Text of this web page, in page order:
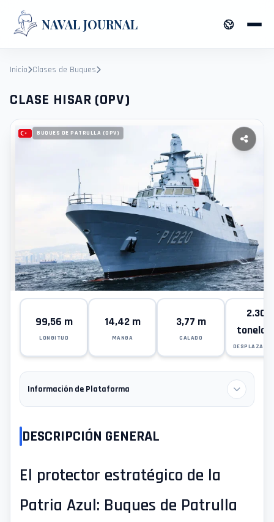
NAVAL JOURNAL
Inicio Clases de Buques
CLASE HISAR (OPV)
CLASE HISAR (OPV)
BUQUES DE PATRULLA (OPV)
99,56 m
LONGITUD
14,42 m
MANGA
3,77 m
CALADO
2.300
Información de Plataforma
DESCRIPCIÓN GENERAL
El protector estratégico de la
Patria Azul: Buques de Patrulla